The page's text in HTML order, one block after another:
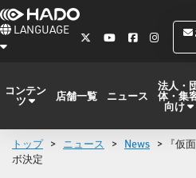
LANGUAGE
コンテン
ツ 店舗一覧 ニュース
法人・
体・集
向け
トップ > ニュース > News > 『仮
ボ決定